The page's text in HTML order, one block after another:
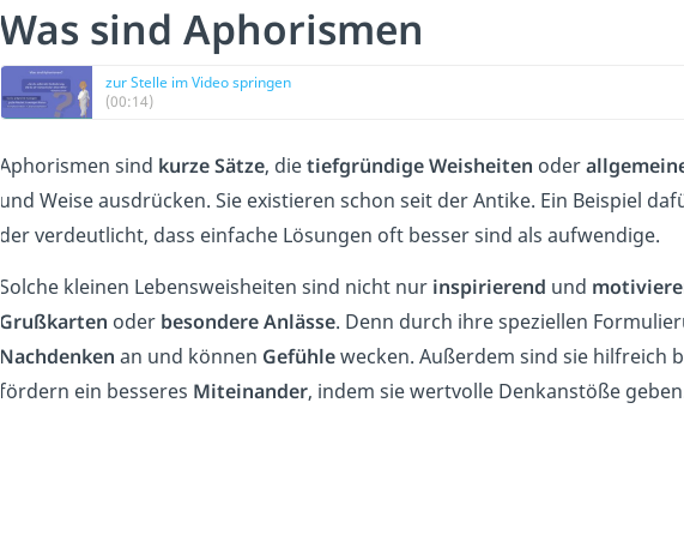
Was sind Aphorismen
zur Stelle im Video springen
(00:14)
Aphorismen sind kurze Sätze, dietiefgründige Weisheiten oder
und Weise ausdrücken. Sie existieren schon seit der Antike. Ein Beispiel
der verdeutlicht, dass einfache Lösungen oft besser sind als aufwendige.
Solche kleinen Lebensweisheiten sind nicht nur inspirierend und
Grußkarten oder besondere Anlässe. Denn durch ihre speziellen
Nachdenken an und können Gefühlewecken. Außerdem sind sie hilfreich
fördern ein besseres Miteinander, indem sie wertvolle Denkanstöße